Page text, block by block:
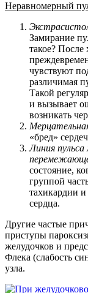
Неравномерный
Замирание
такое?
чувствуют
различимая
Такой
и вызывает
возникать
«бред»
Линия
состояние,
группой
тахикардии
сердца.
Другие частые
приступы
желудочков и
Флека (слабость
узла.